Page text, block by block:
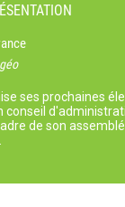
ses prochaines
conseil
de son